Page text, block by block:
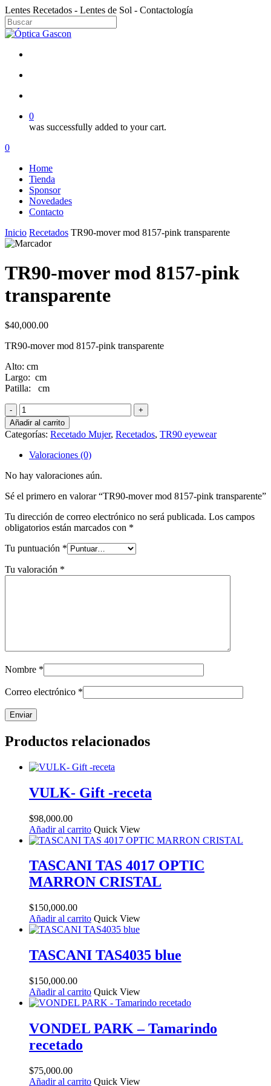
Skip
to
main
content
Lentes Recetados - Lentes de Sol - Contactología
Close
0
was successfully added to your cart.
Menu
search
account
0
Home
Tienda
Sponsor
Novedades
Contacto
Inicio Recetados TR90-mover mod 8157-pink transparente
TR90-mover mod 8157-pink
transparente
$40,000.00
TR90-mover mod 8157-pink transparente
Alto: cm
Largo: cm
Patilla: cm
TR90-
mover
mod
8157-
pink
transparente
cantidad
Añadir al carrito
Categorías: Recetado Mujer, Recetados, TR90 eyewear
Valoraciones (0)
No hay valoraciones aún.
Sé el primero en valorar “TR90-mover mod 8157-pink transparente”
Tu dirección de correo electrónico no será publicada. Los campos
obligatorios están marcados con *
Tu puntuación *
Tu valoración *
Nombre *
Correo electrónico *
Productos relacionados
VULK- Gift -receta
$98,000.00
Añadir al carrito Quick View
TASCANI TAS 4017 OPTIC
MARRON CRISTAL
$150,000.00
Añadir al carrito Quick View
TASCANI TAS4035 blue
$150,000.00
Añadir al carrito Quick View
VONDEL PARK – Tamarindo
recetado
$75,000.00
Añadir al carrito Quick View